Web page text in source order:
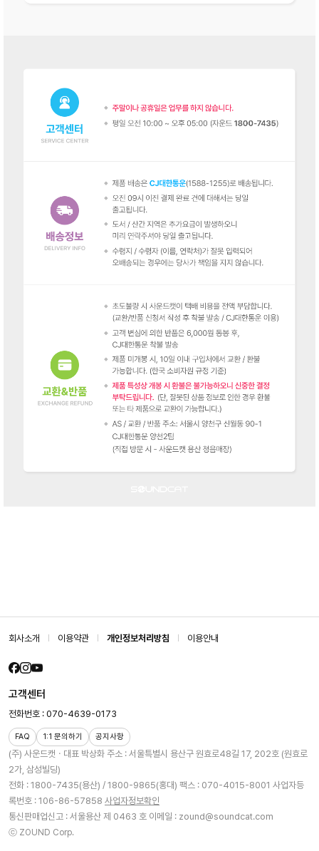
회사소개 이용약관 개인정보처리방침 이용안내
(주) 사운드캣ㆍ대표 박상화 주소 : 서울특별시 용산구 원효로48길 17, 202호 (원효로
2가, 삼성빌딩)
전화 : 1800-7435(용산) / 1800-9865(홍대) 팩스 : 070-4015-8001 사업자등
록번호 : 106-86-57858 사업자정보확인
통신판매업신고 : 서울용산 제 0463 호 이메일 : zound@soundcat.com
ⓒ ZOUND Corp.
고객센터
전화번호 : 070-4639-0173
FAQ 1:1 문의하기 공지사항